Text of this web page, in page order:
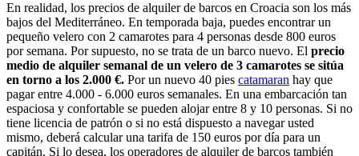
En realidad, los precios de alquiler de barcos en Croacia son los más
bajos del Mediterráneo. En temporada baja, puedes encontrar un
pequeño velero con 2 camarotes para 4 personas desde 800 euros
por semana. Por supuesto, no se trata de un barco nuevo. El precio
medio de alquiler semanal de un velero de 3 camarotes se sitúa
en torno a los 2.000 €. Por un nuevo 40 pies catamaran hay que
pagar entre 4.000 - 6.000 euros semanales. En una embarcación tan
espaciosa y confortable se pueden alojar entre 8 y 10 personas. Si no
tiene licencia de patrón o si no está dispuesto a navegar usted
mismo, deberá calcular una tarifa de 150 euros por día para un
capitán. Si lo desea, los operadores de alquiler de barcos también